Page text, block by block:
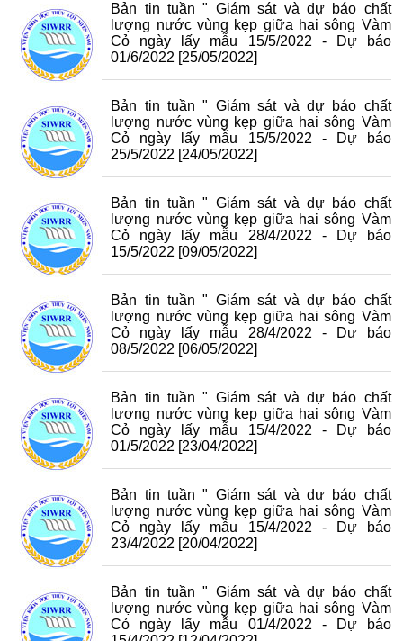
Bản tin tuần " Giám sát và dự báo chất
lượng nước vùng kẹp giữa hai sông Vàm
Cỏ ngày lấy mẫu 15/5/2022 - Dự báo
01/6/2022 [25/05/2022]
Bản tin tuần " Giám sát và dự báo chất
lượng nước vùng kẹp giữa hai sông Vàm
Cỏ ngày lấy mẫu 15/5/2022 - Dự báo
25/5/2022 [24/05/2022]
Bản tin tuần " Giám sát và dự báo chất
lượng nước vùng kẹp giữa hai sông Vàm
Cỏ ngày lấy mẫu 28/4/2022 - Dự báo
15/5/2022 [09/05/2022]
Bản tin tuần " Giám sát và dự báo chất
lượng nước vùng kẹp giữa hai sông Vàm
Cỏ ngày lấy mẫu 28/4/2022 - Dự báo
08/5/2022 [06/05/2022]
Bản tin tuần " Giám sát và dự báo chất
lượng nước vùng kẹp giữa hai sông Vàm
Cỏ ngày lấy mẫu 15/4/2022 - Dự báo
01/5/2022 [23/04/2022]
Bản tin tuần " Giám sát và dự báo chất
lượng nước vùng kẹp giữa hai sông Vàm
Cỏ ngày lấy mẫu 15/4/2022 - Dự báo
23/4/2022 [20/04/2022]
Bản tin tuần " Giám sát và dự báo chất
lượng nước vùng kẹp giữa hai sông Vàm
Cỏ ngày lấy mẫu 01/4/2022 - Dự báo